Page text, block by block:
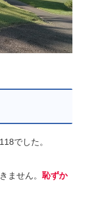
でした。
ません。 恥ずか